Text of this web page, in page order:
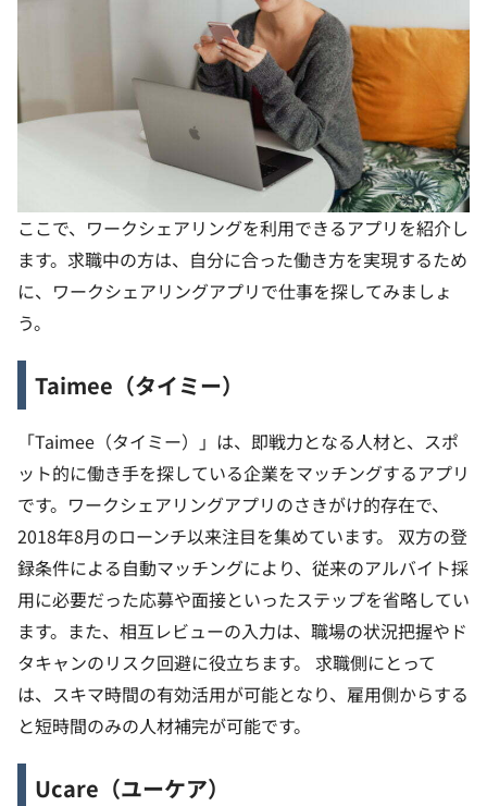
ここで、ワークシェアリングを利用できるアプリを紹介し
ます。求職中の方は、自分に合った働き方を実現するため
に、ワークシェアリングアプリで仕事を探してみましょ
う。
Taimee（タイミー）
「Taimee（タイミー）」は、即戦力となる人材と、スポ
ット的に働き手を探している企業をマッチングするアプリ
です。ワークシェアリングアプリのさきがけ的存在で、
2018年8月のローンチ以来注目を集めています。
双方の登
録条件による自動マッチングにより、従来のアルバイト採
用に必要だった応募や面接といったステップを省略してい
ます。また、相互レビューの入力は、職場の状況把握やド
タキャンのリスク回避に役立ちます。 求職側にとって
は、スキマ時間の有効活用が可能となり、雇用側からする
と短時間のみの人材補完が可能です。
Ucare（ユーケア）